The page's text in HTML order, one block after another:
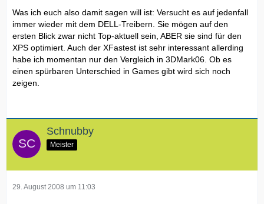
Was ich euch also damit sagen will ist: Versucht es auf jedenfall
immer wieder mit dem DELL-Treibern. Sie mögen auf den
ersten Blick zwar nicht Top-aktuell sein, ABER sie sind für den
XPS optimiert. Auch der XFastest ist sehr interessant allerding
habe ich momentan nur den Vergleich in 3DMark06. Ob es
einen spürbaren Unterschied in Games gibt wird sich noch
zeigen.
Schnubby
Meister
29. August 2008 um 11:03